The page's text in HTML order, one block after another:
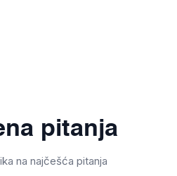
pitanja
na najčešća pitanja